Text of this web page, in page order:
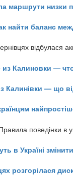
маршрути низки
найти баланс
відбулася
Калиновки —
Калинівки — що
поведінки в
в Україні
розгорілася